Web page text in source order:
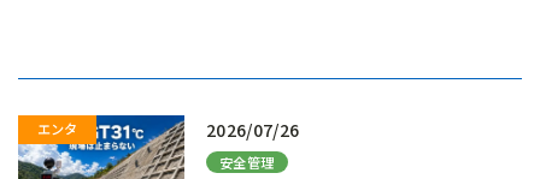
2026/07/26
安全管理